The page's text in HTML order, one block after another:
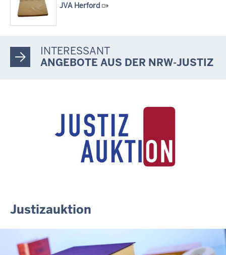
JVA Herford
INTERESSANT
ANGEBOTE AUS DER NRW-JUSTIZ
Justizauktion